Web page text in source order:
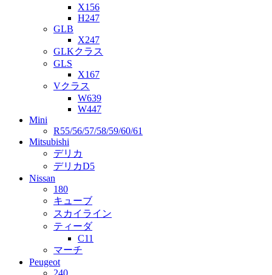
X156
H247
GLB
X247
GLKクラス
GLS
X167
Vクラス
W639
W447
Mini
R55/56/57/58/59/60/61
Mitsubishi
デリカ
デリカD5
Nissan
180
キューブ
スカイライン
ティーダ
C11
マーチ
Peugeot
240